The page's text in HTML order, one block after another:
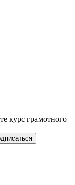
курс грамотного